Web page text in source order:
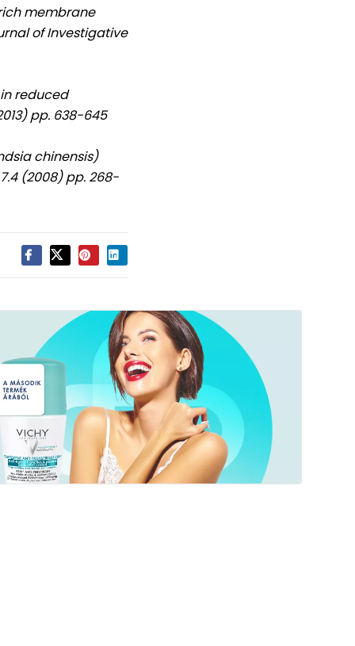
membrane
of Investigative
reduced
pp. 638-645
chinensis)
(2008) pp. 268-